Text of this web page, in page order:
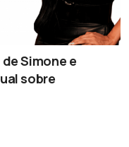
Simone e
sobre